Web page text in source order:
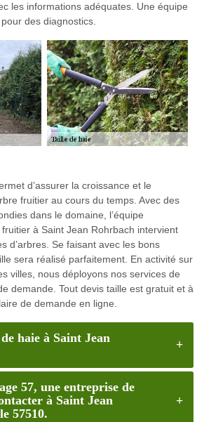
les informations adéquates. Une équipe
des diagnostics.
d’assurer la croissance et le
fruitier au cours du temps. Avec des
dans le domaine, l’équipe
à Saint Jean Rohrbach intervient
d’arbres. Se faisant avec les bons
sera réalisé parfaitement. En activité sur
villes, nous déployons nos services de
demande. Tout devis taille est gratuit et à
de demande en ligne.
haie à Saint Jean
57, une entreprise de
à Saint Jean
57510.